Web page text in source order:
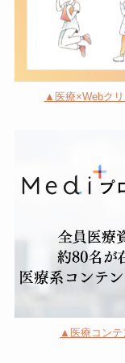
▲医療×Webク
▲医療コンテ